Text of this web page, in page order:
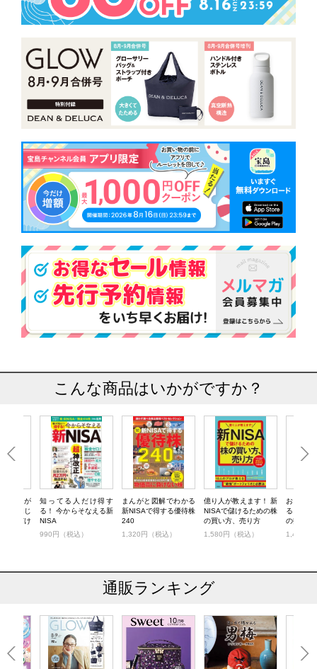
こんな商品はいかがですか？
のコツが
！ はじ
見るだけ
知ってる人だけ得す
る！ 今からそなえる新
NISA
990円（税込）
まんがと図解でわかる
新NISAで得する優待株
240
1,320円（税込）
億り人が教えます！ 新
NISAで儲けるための株
の買い方、売り方
1,580円（税込）
お金が
る！ あ
の投資法
マンガと
1,430円
通販ランキング